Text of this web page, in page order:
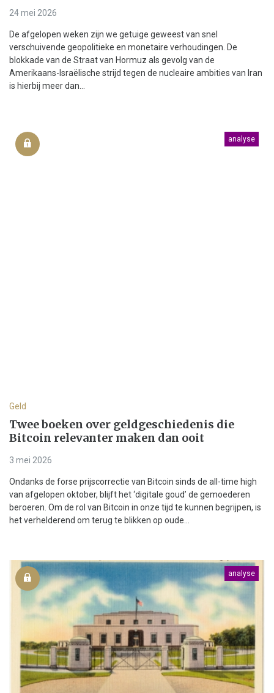
24 mei 2026
De afgelopen weken zijn we getuige geweest van snel
verschuivende geopolitieke en monetaire verhoudingen. De
blokkade van de Straat van Hormuz als gevolg van de
Amerikaans-Israëlische strijd tegen de nucleaire ambities van Iran
is hierbij meer dan...
analyse
Geld
Twee boeken over geldgeschiedenis die
Bitcoin relevanter maken dan ooit
3 mei 2026
Ondanks de forse prijscorrectie van Bitcoin sinds de all-time high
van afgelopen oktober, blijft het ‘digitale goud’ de gemoederen
beroeren. Om de rol van Bitcoin in onze tijd te kunnen begrijpen, is
het verhelderend om terug te blikken op oude...
analyse